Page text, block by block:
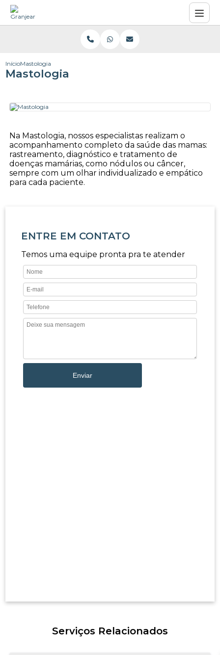
InícioMastologia
Mastologia
Na Mastologia, nossos especialistas realizam o
acompanhamento completo da saúde das mamas:
rastreamento, diagnóstico e tratamento de
doenças mamárias, como nódulos ou câncer,
sempre com um olhar individualizado e empático
para cada paciente.
ENTRE EM CONTATO
Temos uma equipe pronta pra te atender
Serviços Relacionados